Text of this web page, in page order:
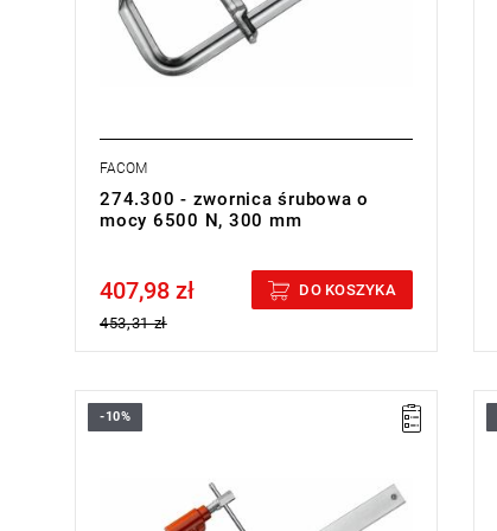
FACOM
274.300 - zwornica śrubowa o
mocy 6500 N, 300 mm
Price tax included
407,98 zł
453,31 zł
DO KOSZYKA
A: 600 mm
L1: 215 mm
-10%